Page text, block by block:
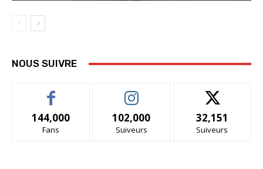
NOUS SUIVRE
144,000
Fans
102,000
Suiveurs
32,151
Suiveurs